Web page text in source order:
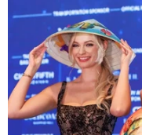
TIN LIÊN QUAN